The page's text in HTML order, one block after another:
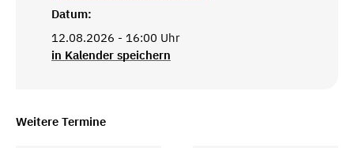
Datum:
12.08.2026 - 16:00 Uhr
in Kalender speichern
Weitere Termine